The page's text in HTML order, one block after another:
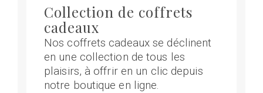
Collection de coffrets
cadeaux
Nos coffrets cadeaux se déclinent
en une collection de tous les
plaisirs, à offrir en un clic depuis
notre boutique en ligne.